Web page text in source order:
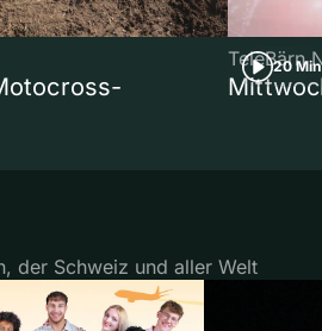
20 Min
TeleBärn
der Schweiz und aller Welt